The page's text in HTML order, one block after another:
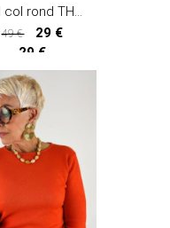
Pull col rond THAYA
49 €
29 €
29 €